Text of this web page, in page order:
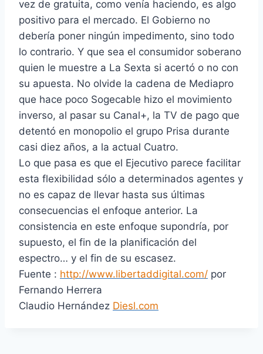
vez de gratuita, como venía haciendo, es algo
positivo para el mercado. El Gobierno no
debería poner ningún impedimento, sino todo
lo contrario. Y que sea el consumidor soberano
quien le muestre a La Sexta si acertó o no con
su apuesta. No olvide la cadena de Mediapro
que hace poco Sogecable hizo el movimiento
inverso, al pasar su Canal+, la TV de pago que
detentó en monopolio el grupo Prisa durante
casi diez años, a la actual Cuatro.
Lo que pasa es que el Ejecutivo parece facilitar
esta flexibilidad sólo a determinados agentes y
no es capaz de llevar hasta sus últimas
consecuencias el enfoque anterior. La
consistencia en este enfoque supondría, por
supuesto, el fin de la planificación del
espectro… y el fin de su escasez.
Fuente : http://www.libertaddigital.com/ por
Fernando Herrera
Claudio Hernández Diesl.com